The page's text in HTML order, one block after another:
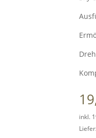
inkl.